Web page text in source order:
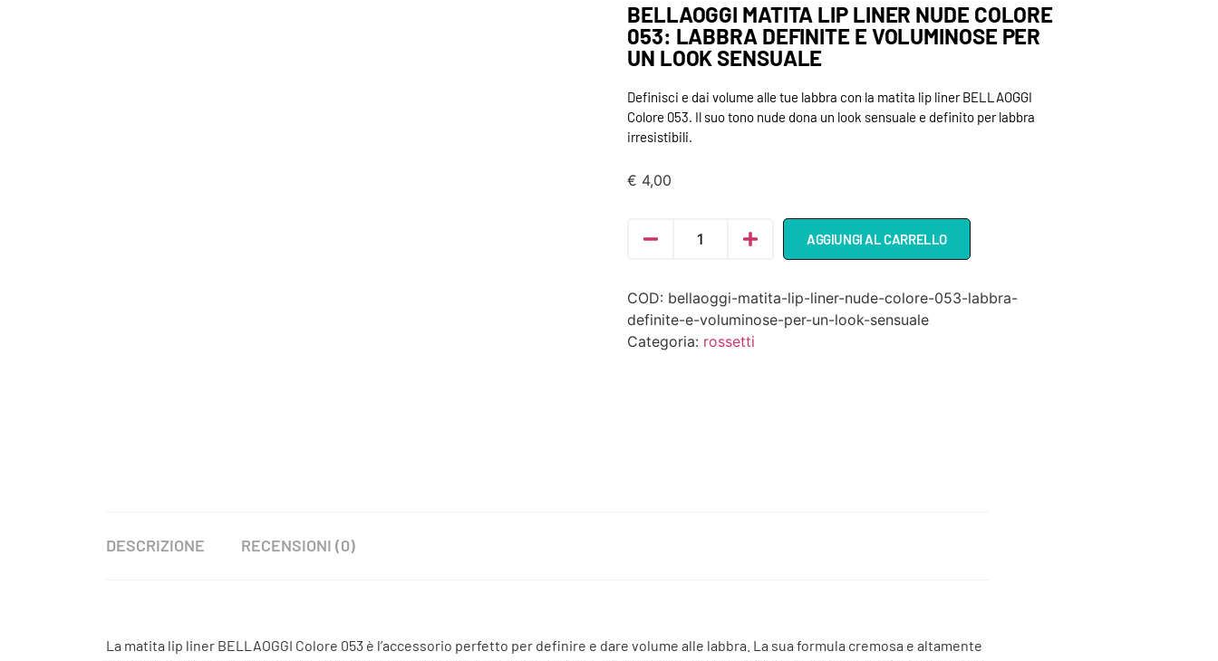
BELLAOGGI MATITA LIP LINER NUDE COLORE
053: LABBRA DEFINITE E VOLUMINOSE PER
UN LOOK SENSUALE
Definisci e dai volume alle tue labbra con la matita lip liner BELLAOGGI
Colore 053. Il suo tono nude dona un look sensuale e definito per labbra
irresistibili.
€ 4,00
AGGIUNGI AL CARRELLO
COD: bellaoggi-matita-lip-liner-nude-colore-053-labbra-
definite-e-voluminose-per-un-look-sensuale
Categoria: rossetti
DESCRIZIONE RECENSIONI (0)
La matita lip liner BELLAOGGI Colore 053 è l’accessorio perfetto per definire e dare volume alle labbra. La sua formula cremosa e altamente